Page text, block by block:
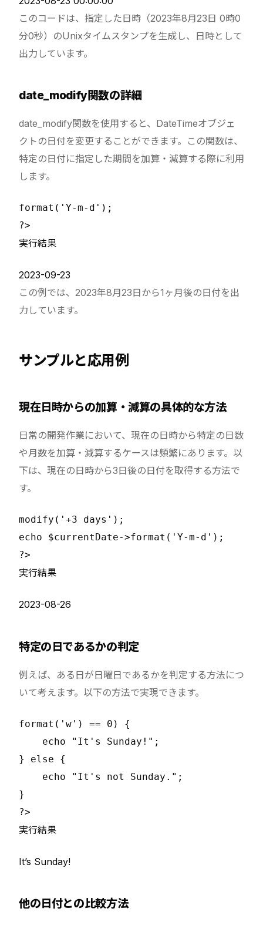
このコードは、指定した日時（2023年8月23日 0時0
分0秒）のUnixタイムスタンプを生成し、日時として
出力しています。
date_modify関数の詳細
date_modify関数を使用すると、DateTimeオブジェ
クトの日付を変更することができます。この関数は、
特定の日付に指定した期間を加算・減算する際に利用
します。
format('Y-m-d');
実行結果
2023-09-23
この例では、2023年8月23日から1ヶ月後の日付を出
力しています。
サンプルと応用例
現在日時からの加算・減算の具体的な方法
日常の開発作業において、現在の日時から特定の日数
や月数を加算・減算するケースは頻繁にあります。以
下は、現在の日時から3日後の日付を取得する方法で
す。
modify('+3 days');
echo $currentDate->format('Y-m-d');
実行結果
2023-08-26
特定の日であるかの判定
例えば、ある日が日曜日であるかを判定する方法につ
いて考えます。以下の方法で実現できます。
format('w') == 0) {
    echo "It's Sunday!";
} else {
    echo "It's not Sunday.";
}
実行結果
It’s Sunday!
他の日付との比較方法